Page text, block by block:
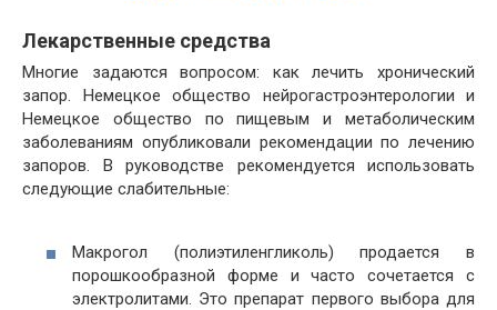
Лекарственные средства
Многие задаются вопросом: как лечить хронический
запор. Немецкое общество нейрогастроэнтерологии и
Немецкое общество по пищевым и метаболическим
заболеваниям опубликовали рекомендации по лечению
запоров. В руководстве рекомендуется использовать
следующие слабительные:
Макрогол (полиэтиленгликоль) продается в
порошкообразной форме и часто сочетается с
электролитами. Это препарат первого выбора для